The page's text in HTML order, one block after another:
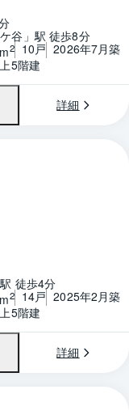
谷」駅 徒歩8分
2 10戸 2026年7月築
5階建
詳細
徒歩4分
2 14戸 2025年2月築
5階建
詳細